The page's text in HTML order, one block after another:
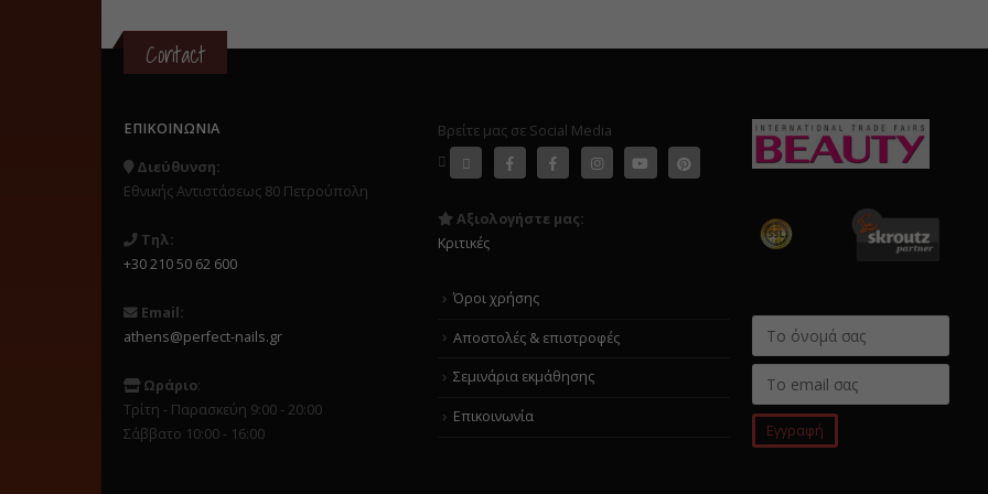
Contact
ΕΠΙΚΟΙΝΩΝΊΑ
Διεύθυνση:
Εθνικής Αντιστάσεως 80 Πετρούπολη
Τηλ:
+30 210 50 62 600
Email:
athens@perfect-nails.gr
Ωράριο:
Τρίτη - Παρασκεύη 9:00 - 20:00
Σάββατο 10:00 - 16:00
Βρείτε μας σε Social Media
Αξιολογήστε μας:
Κριτικές
Όροι χρήσης
Αποστολές & επιστροφές
Σεμινάρια εκμάθησης
Επικοινωνία